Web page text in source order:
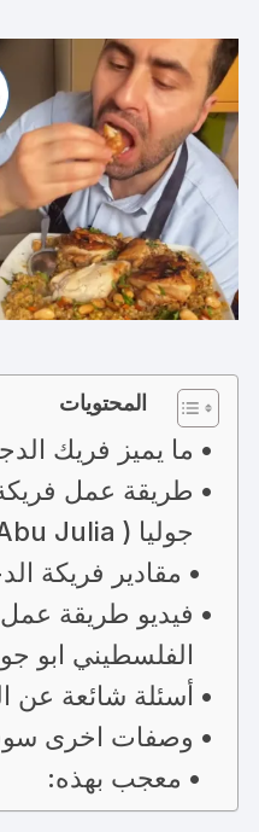
المحتويات
ما يميز فريك
طريقة عمل
جوليا ( Abu Julia )
مقادير فريكة
فيديو طريقة
الفلسطيني ابو
أسئلة شائعة عن
وصفات اخرى
معجب بهذه: